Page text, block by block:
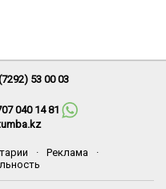
53 00 03
040 14 81
· Реклама
·